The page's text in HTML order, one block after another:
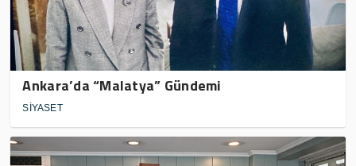
Ankara’da “Malatya” Gündemi
SİYASET